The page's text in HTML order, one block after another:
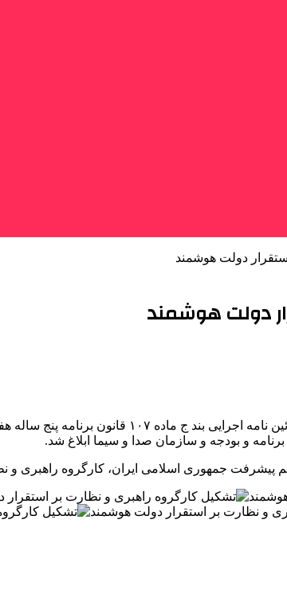
دولت هوشمند
دولت هوشمند
نامه اجرایی بند ج
ماده ۱۰۷ قانون برنامه
و بودجه و سازمان صدا و سیما ابلاغ شد.